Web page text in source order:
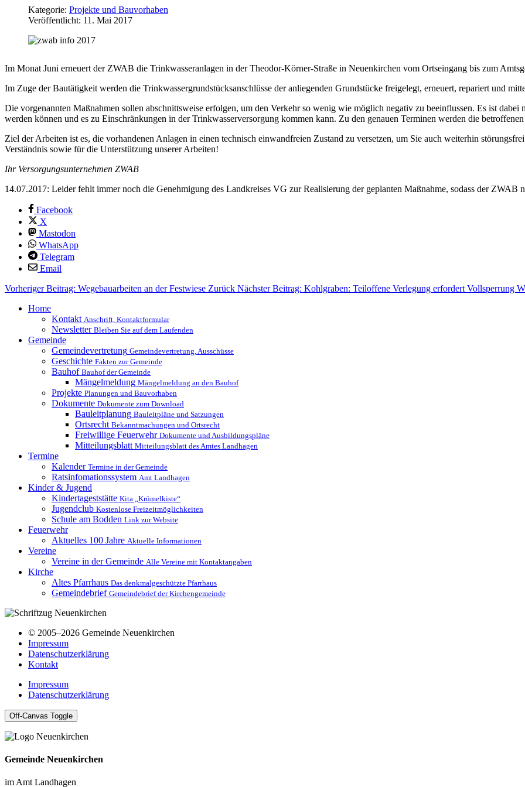
Kategorie: Projekte und Bauvorhaben
Veröffentlicht: 11. Mai 2017
Im Monat Juni erneuert der ZWAB die Trinkwasseranlagen in der Theodor-Körner-Straße in Neuenkirchen vom Ortseingang bis zum
Im Zuge der Bautätigkeit werden die Trinkwassergrundstücksanschlüsse der anliegenden Grundstücke freigelegt, erneuert, repariert und
Die vorgenannten Maßnahmen sollen abschnittsweise erfolgen, um den Verkehr so wenig wie möglich negativ zu beeinflussen. Es ist
werden können und es zu Einschränkungen in der Trinkwasserversorgung kommen kann. Zu den genauen Terminen werden die
Ziel der Arbeiten ist es, die vorhandenen Anlagen in einen technisch einwandfreien Zustand zu versetzen, um Sie auch weiterhin
Verständnis sowie für die Unterstützung unserer Arbeiten!
Ihr Versorgungsunternehmen ZWAB
14.07.2017: Leider fehlt immer noch die Genehmigung des Landkreises VG zur Realisierung der geplanten Maßnahme, sodass der ZWAB
Facebook
X
Mastodon
WhatsApp
Telegram
Email
Vorheriger Beitrag: Wegebauarbeiten an der Festwiese Zurück Nächster Beitrag: Kohlgraben: Teiloffene Verlegung erfordert Vollsperrung
Home
Kontakt Anschrift, Kontaktformular
Newsletter Bleiben Sie auf dem Laufenden
Gemeinde
Gemeindevertretung Gemeindevertretung, Ausschüsse
Geschichte Fakten zur Gemeinde
Bauhof Bauhof der Gemeinde
Mängelmeldung Mängelmeldung an den Bauhof
Projekte Planungen und Bauvorhaben
Dokumente Dokumente zum Download
Bauleitplanung Bauleitpläne und Satzungen
Ortsrecht Bekanntmachungen und Ortsrecht
Freiwillige Feuerwehr Dokumente und Ausbildungspläne
Mitteilungsblatt Mitteilungsblatt des Amtes Landhagen
Termine
Kalender Termine in der Gemeinde
Ratsinfomationssystem Amt Landhagen
Kinder & Jugend
Kindertageststätte Kita „Krümelkiste“
Jugendclub Kostenlose Freizeitmöglichkeiten
Schule am Bodden Link zur Website
Feuerwehr
Aktuelles 100 Jahre Aktuelle Informationen
Vereine
Vereine in der Gemeinde Alle Vereine mit Kontaktangaben
Kirche
Altes Pfarrhaus Das denkmalgeschützte Pfarrhaus
Gemeindebrief Gemeindebrief der Kirchengemeinde
© 2005–2026 Gemeinde Neuenkirchen
Impressum
Datenschutzerklärung
Kontakt
Impressum
Datenschutzerklärung
Off-Canvas Toggle
Gemeinde Neuenkirchen
im Amt Landhagen